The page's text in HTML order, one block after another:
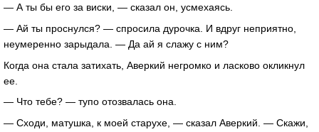
— А ты бы его за виски, — сказал он, усмехаясь.
— Ай ты проснулся? — спросила дурочка. И вдруг неприятно,
неумеренно зарыдала. — Да ай я слажу с ним?
Когда она стала затихать, Аверкий негромко и ласково окликнул
ее.
— Что тебе? — тупо отозвалась она.
— Сходи, матушка, к моей старухе, — сказал Аверкий. — Скажи,